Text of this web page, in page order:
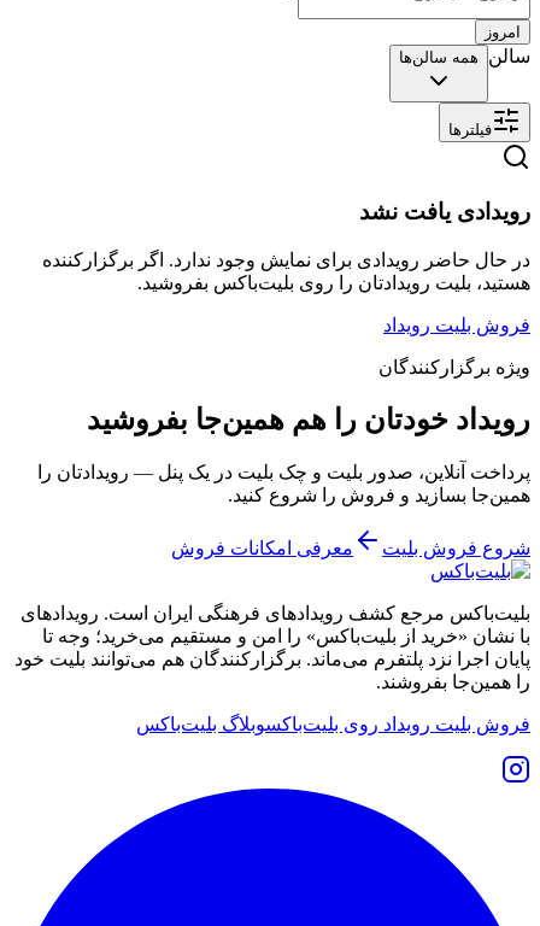
امروز
سالن همه سالن‌ها
فیلترها
رویدادی یافت نشد
در حال حاضر رویدادی برای نمایش وجود ندارد. اگر برگزارکننده
هستید، بلیت رویدادتان را روی بلیت‌باکس بفروشید.
فروش بلیت رویداد
ویژه برگزارکنندگان
رویداد خودتان را هم همین‌جا بفروشید
پرداخت آنلاین، صدور بلیت و چک بلیت در یک پنل — رویدادتان را
همین‌جا بسازید و فروش را شروع کنید.
شروع فروش بلیت معرفی امکانات فروش
بلیت‌باکس مرجع کشف رویدادهای فرهنگی ایران است. رویدادهای
با نشان «خرید از بلیت‌باکس» را امن و مستقیم می‌خرید؛ وجه تا
پایان اجرا نزد پلتفرم می‌ماند. برگزارکنندگان هم می‌توانند بلیت خود
را همین‌جا بفروشند.
فروش بلیت رویداد روی بلیت‌باکسوبلاگ بلیت‌باکس